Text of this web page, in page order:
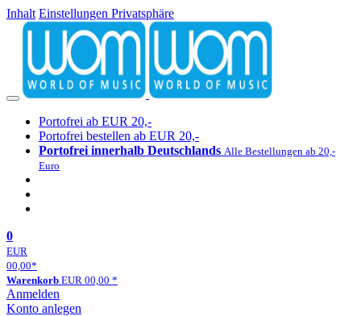
Inhalt Einstellungen Privatsphäre
Portofrei ab EUR 20,-
Portofrei bestellen ab EUR 20,-
Portofrei innerhalb Deutschlands Alle Bestellungen ab 20,-
Euro
0
EUR
00,00*
Warenkorb EUR 00,00 *
Anmelden
Konto anlegen